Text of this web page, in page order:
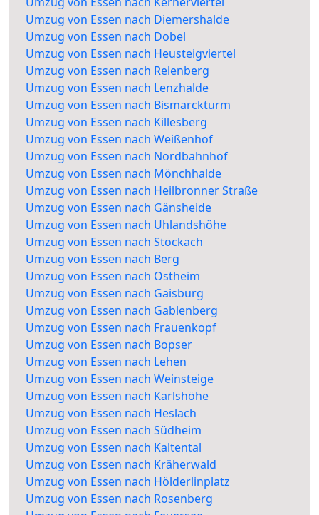
Umzug von Essen nach Diemershalde
Umzug von Essen nach Dobel
Umzug von Essen nach Heusteigviertel
Umzug von Essen nach Relenberg
Umzug von Essen nach Lenzhalde
Umzug von Essen nach Bismarckturm
Umzug von Essen nach Killesberg
Umzug von Essen nach Weißenhof
Umzug von Essen nach Nordbahnhof
Umzug von Essen nach Mönchhalde
Umzug von Essen nach Heilbronner Straße
Umzug von Essen nach Gänsheide
Umzug von Essen nach Uhlandshöhe
Umzug von Essen nach Stöckach
Umzug von Essen nach Berg
Umzug von Essen nach Ostheim
Umzug von Essen nach Gaisburg
Umzug von Essen nach Gablenberg
Umzug von Essen nach Frauenkopf
Umzug von Essen nach Bopser
Umzug von Essen nach Lehen
Umzug von Essen nach Weinsteige
Umzug von Essen nach Karlshöhe
Umzug von Essen nach Heslach
Umzug von Essen nach Südheim
Umzug von Essen nach Kaltental
Umzug von Essen nach Kräherwald
Umzug von Essen nach Hölderlinplatz
Umzug von Essen nach Rosenberg